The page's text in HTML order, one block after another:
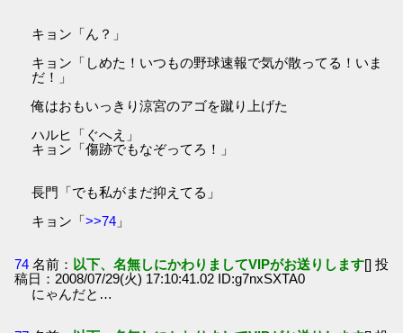
キョン「ん？」
キョン「しめた！いつもの野球速報で気が散ってる！いま
だ！」
俺はおもいっきり涼宮のアゴを蹴り上げた
ハルヒ「ぐへえ」
キョン「傷跡でもなぞってろ！」
長門「でも私がまだ抑えてる」
キョン「>>74 」
74 名前： 以下、名無しにかわりましてVIPがお送りします[] 投
稿日：2008/07/29(火) 17:10:41.02 ID:g7nxSXTA0
にゃんだと…